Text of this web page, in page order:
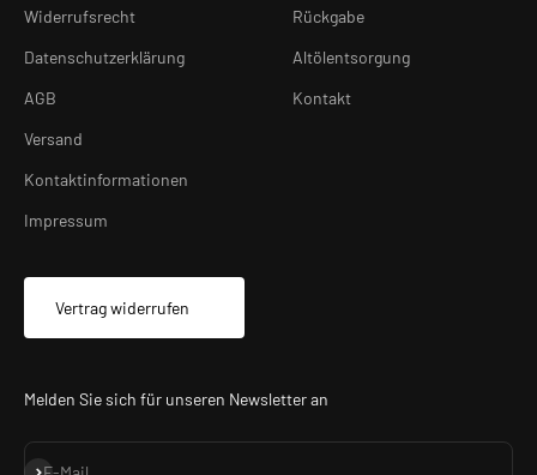
Widerrufsrecht
Datenschutzerklärung
AGB
Versand
Kontaktinformationen
Impressum
Vertrag widerrufen
Rückgabe
Altölentsorgung
Kontakt
Melden Sie sich für unseren Newsletter an
Abonnieren